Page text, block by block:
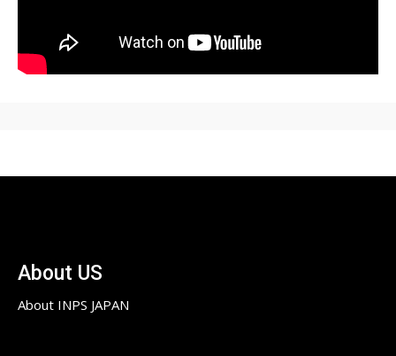
About US
About INPS JAPAN